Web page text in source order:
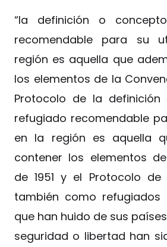
“la definición o
recomendable para su
región es aquella que
los elementos de la
Protocolo de la
refugiado recomendable
en la región es aquella
contener los elementos
de 1951 y el Protocolo de
también como refugiados
que han huido de sus
seguridad o libertad han